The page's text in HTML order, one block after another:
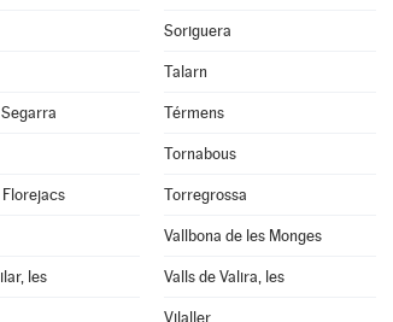
Soriguera
Talarn
Térmens
Tornabous
Torregrossa
Vallbona de les Monges
les Valls de Valira, les
Vilaller